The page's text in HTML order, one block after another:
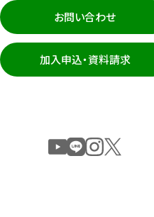
お問い合わせ
加入申込・資料請求